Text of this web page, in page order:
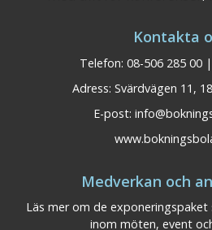
Kontakta
Telefon: 08-506 285 00
Adress: Svärdvägen 11,
E-post:
Medverkan och
Läs mer om de
inom möten, event